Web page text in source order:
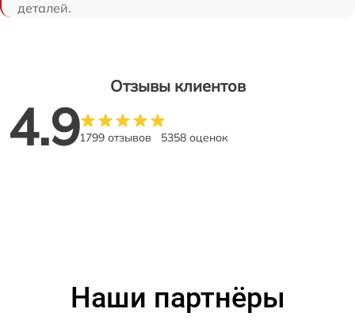
деталей.
Отзывы клиентов
4.91799 отзывов 5358 оценок
Наши партнёры